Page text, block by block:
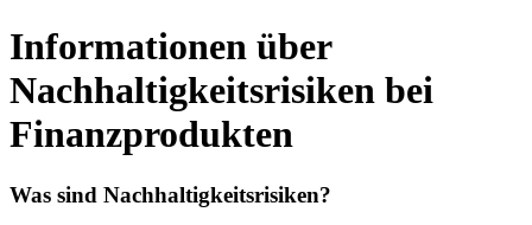
Informationen über
Nachhaltigkeitsrisiken bei
Finanzprodukten
Was sind Nachhaltigkeitsrisiken?